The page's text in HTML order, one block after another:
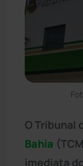
O Tribunal
Bahia
imediata